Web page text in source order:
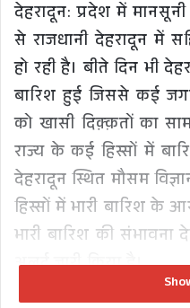
देहरादून: प्रदेश में
से राजधानी देहरादून में
हो रही है। बीते दिन भी
बारिश हुई जिससे कई
को खासी दिक़्क़तों का
राज्य के कई हिस्सों में
देहरादून स्थित मौसम
हिस्सों में भारी बारिश के
भारी बारिश की
अलर्ट जारी किया है।
मौसम विभाग के